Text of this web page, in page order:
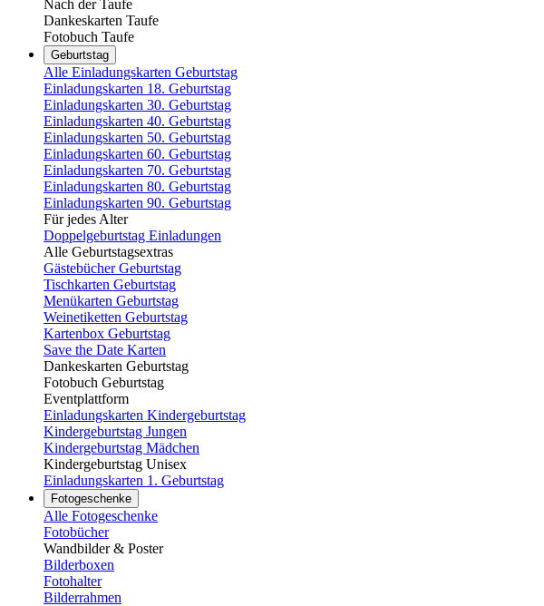
Nach der Taufe
Dankeskarten Taufe
Fotobuch Taufe
Geburtstag
Alle Einladungskarten Geburtstag
Einladungskarten 18. Geburtstag
Einladungskarten 30. Geburtstag
Einladungskarten 40. Geburtstag
Einladungskarten 50. Geburtstag
Einladungskarten 60. Geburtstag
Einladungskarten 70. Geburtstag
Einladungskarten 80. Geburtstag
Einladungskarten 90. Geburtstag
Für jedes Alter
Doppelgeburtstag Einladungen
Alle Geburtstagsextras
Gästebücher Geburtstag
Tischkarten Geburtstag
Menükarten Geburtstag
Weinetiketten Geburtstag
Kartenbox Geburtstag
Save the Date Karten
Dankeskarten Geburtstag
Fotobuch Geburtstag
Eventplattform
Einladungskarten Kindergeburtstag
Kindergeburtstag Jungen
Kindergeburtstag Mädchen
Kindergeburtstag Unisex
Einladungskarten 1. Geburtstag
Fotogeschenke
Alle Fotogeschenke
Fotobücher
Wandbilder & Poster
Bilderboxen
Fotohalter
Bilderrahmen